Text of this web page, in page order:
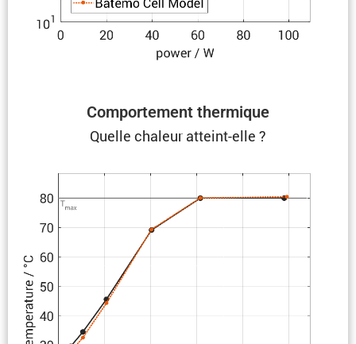
Compor­te­ment thermique
Quelle chaleur atteint-elle ?